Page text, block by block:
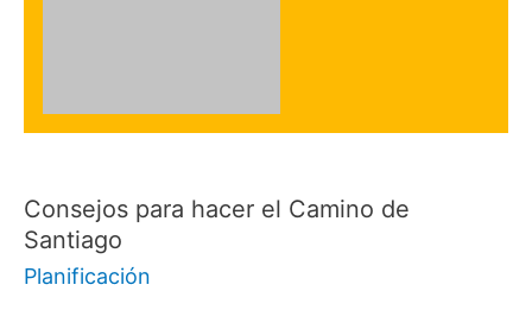
Consejos para hacer el Camino de
Santiago
Planificación